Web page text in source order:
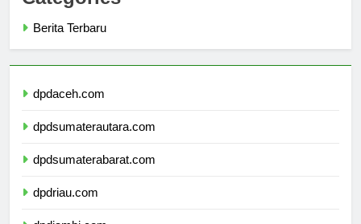
Categories